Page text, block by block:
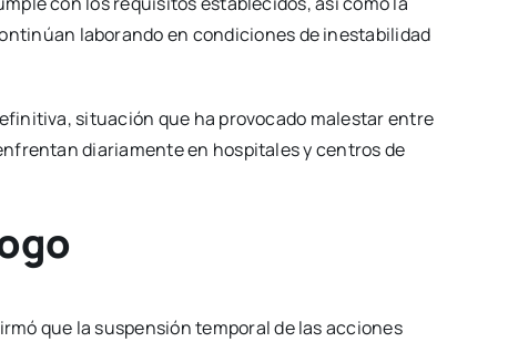
laborando en condiciones de inestabilidad
situación que ha provocado malestar entre
diariamente en hospitales y centros de
que la suspensión temporal de las acciones